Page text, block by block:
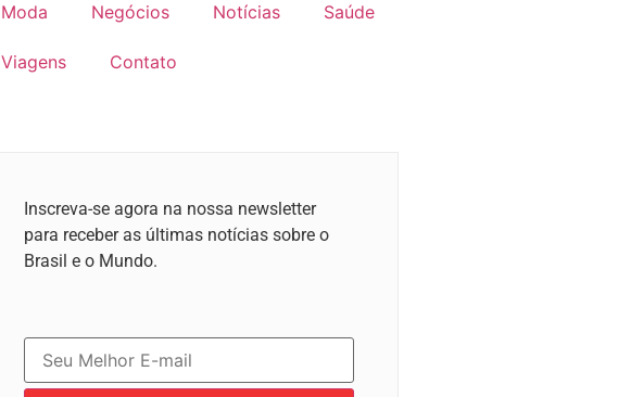
Moda Negócios Notícias Saúde
Viagens Contato
Inscreva-se agora na nossa newsletter
para receber as últimas notícias sobre o
Brasil e o Mundo.